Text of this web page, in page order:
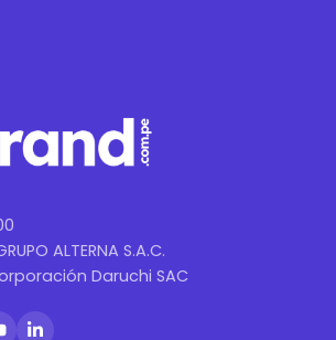
ALTERNA S.A.C.
Daruchi SAC